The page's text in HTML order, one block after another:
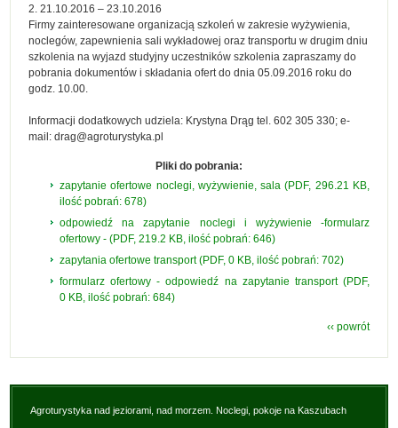
2. 21.10.2016 – 23.10.2016
Firmy zainteresowane organizacją szkoleń w zakresie wyżywienia,
noclegów, zapewnienia sali wykładowej oraz transportu w drugim dniu
szkolenia na wyjazd studyjny uczestników szkolenia zapraszamy do
pobrania dokumentów i składania ofert do dnia 05.09.2016 roku do
godz. 10.00.
Informacji dodatkowych udziela: Krystyna Drąg tel. 602 305 330; e-
mail: drag@agroturystyka.pl
Pliki do pobrania:
zapytanie ofertowe noclegi, wyżywienie, sala (PDF, 296.21 KB,
ilość pobrań: 678)
odpowiedź na zapytanie noclegi i wyżywienie -formularz
ofertowy - (PDF, 219.2 KB, ilość pobrań: 646)
zapytania ofertowe transport (PDF, 0 KB, ilość pobrań: 702)
formularz ofertowy - odpowiedź na zapytanie transport (PDF,
0 KB, ilość pobrań: 684)
‹‹ powrót
Agroturystyka nad jeziorami, nad morzem. Noclegi, pokoje na Kaszubach